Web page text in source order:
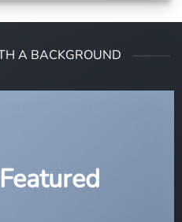
A BACKGROUND